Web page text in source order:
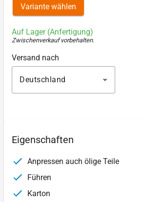
Variante wählen
Auf Lager (Anfertigung)
Zwischenverkauf vorbehalten.
Versand nach
Deutschland
Eigenschaften
Anpressen auch ölige Teile
Führen
Karton